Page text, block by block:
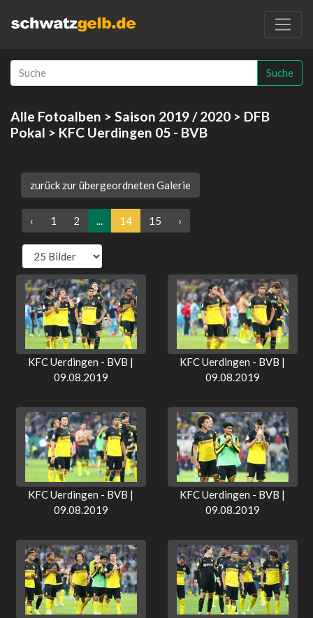
Suche
Alle Fotoalben > Saison 2019 / 2020 > DFB
Pokal > KFC Uerdingen 05 - BVB
zurück zur übergeordneten Galerie
‹ 1 2 ... 14 15 ›
KFC Uerdingen - BVB |
09.08.2019
KFC Uerdingen - BVB |
09.08.2019
KFC Uerdingen - BVB |
09.08.2019
KFC Uerdingen - BVB |
09.08.2019